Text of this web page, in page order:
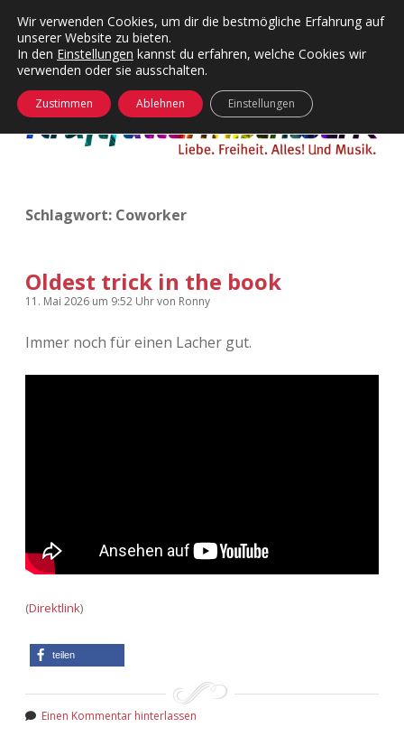
Kategorien
Menü
24 Hours Chilling
Die Wende
KFMW-Disco
Kopfkinomusik
Nur mal so
KFMW-Disco
Dates
Contact
Menü
öffnen
Adventskalender 2010
Adventskalender 2011
Adventskalender 2016
Adventskalender 2019
instagram
rss
öffnen
Schlagwort: Coworker
Oldest trick in the book
11. Mai 2026 um 9:52 Uhrvon Ronny
Immer noch für einen Lacher gut.
(Direktlink)
teilen
Einen Kommentar hinterlassen
Wir verwenden Cookies, um dir die bestmögliche Erfahrung auf
unserer Website zu bieten.
In den Einstellungen kannst du erfahren, welche Cookies wir
verwenden oder sie ausschalten.
Zustimmen Ablehnen Einstellungen